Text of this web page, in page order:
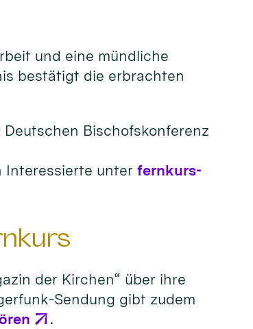
und eine mündliche
bestätigt die erbrachten
Bischofskonferenz
Interessierte unterfernkurs-
der Kirchen“ über ihre
Sendung gibt zudem
.